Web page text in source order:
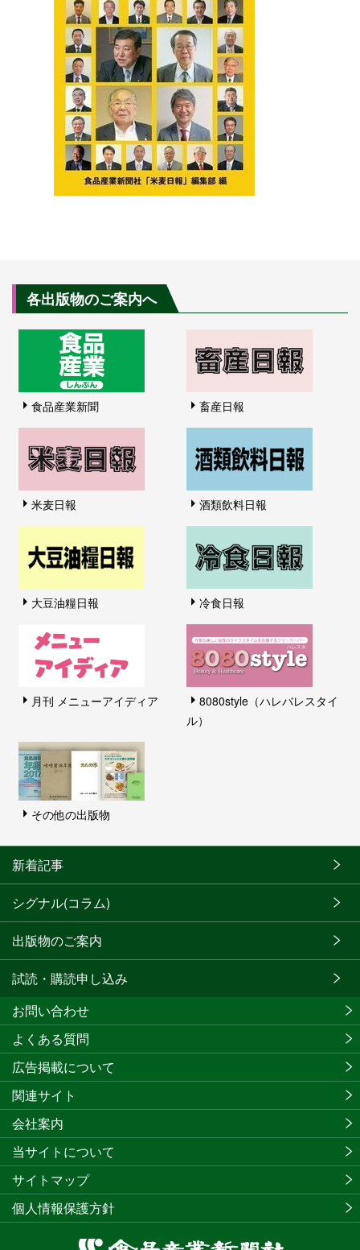
各出版物のご案内へ
食品産業新聞 畜産日報
米麦日報 酒類飲料日報
大豆油糧日報 冷食日報
月刊 メニューアイディア
8080style（ハレバレスタイ
ル）
その他の出版物
新着記事
シグナル(コラム)
出版物のご案内
試読・購読申し込み
お問い合わせ
よくある質問
広告掲載について
関連サイト
会社案内
当サイトについて
サイトマップ
個人情報保護方針